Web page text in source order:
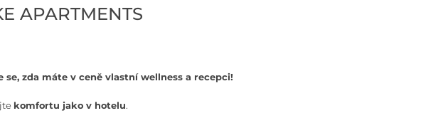
APARTMENTS
zda máte v ceně vlastní wellness a recepci!
komfortu jako v hotelu.